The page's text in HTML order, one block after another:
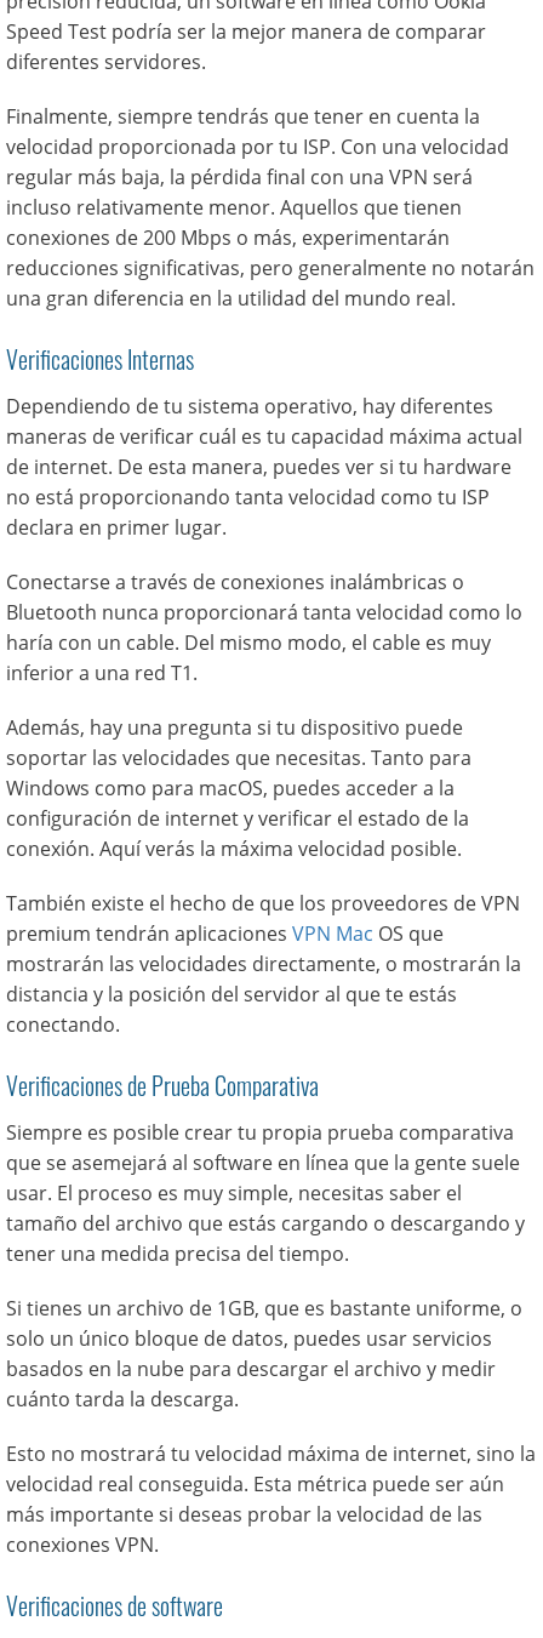
Speed Test podría ser la mejor manera de comparar
diferentes servidores.
Finalmente, siempre tendrás que tener en cuenta la
velocidad proporcionada por tu ISP. Con una velocidad
regular más baja, la pérdida final con una VPN será
incluso relativamente menor. Aquellos que tienen
conexiones de 200 Mbps o más, experimentarán
reducciones significativas, pero generalmente no notarán
una gran diferencia en la utilidad del mundo real.
Verificaciones Internas
Dependiendo de tu sistema operativo, hay diferentes
maneras de verificar cuál es tu capacidad máxima actual
de internet. De esta manera, puedes ver si tu hardware
no está proporcionando tanta velocidad como tu ISP
declara en primer lugar.
Conectarse a través de conexiones inalámbricas o
Bluetooth nunca proporcionará tanta velocidad como lo
haría con un cable. Del mismo modo, el cable es muy
inferior a una red T1.
Además, hay una pregunta si tu dispositivo puede
soportar las velocidades que necesitas. Tanto para
Windows como para macOS, puedes acceder a la
configuración de internet y verificar el estado de la
conexión. Aquí verás la máxima velocidad posible.
También existe el hecho de que los proveedores de VPN
premium tendrán aplicaciones VPN Mac OS que
mostrarán las velocidades directamente, o mostrarán la
distancia y la posición del servidor al que te estás
conectando.
Verificaciones de Prueba Comparativa
Siempre es posible crear tu propia prueba comparativa
que se asemejará al software en línea que la gente suele
usar. El proceso es muy simple, necesitas saber el
tamaño del archivo que estás cargando o descargando y
tener una medida precisa del tiempo.
Si tienes un archivo de 1GB, que es bastante uniforme, o
solo un único bloque de datos, puedes usar servicios
basados en la nube para descargar el archivo y medir
cuánto tarda la descarga.
Esto no mostrará tu velocidad máxima de internet, sino la
velocidad real conseguida. Esta métrica puede ser aún
más importante si deseas probar la velocidad de las
conexiones VPN.
Verificaciones de software